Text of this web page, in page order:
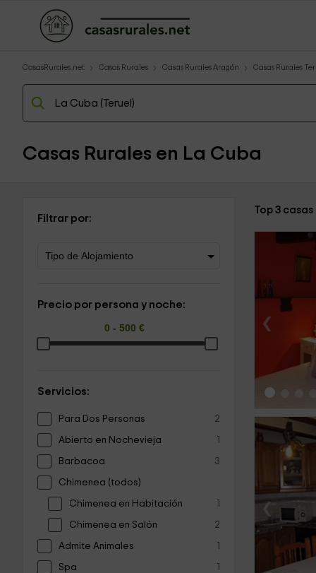
CasasRurales.net Casas Rurales Casas Rurales Aragón Casas Rurales
Casas Rurales en La Cuba
Filtrar por:
Precio por persona y noche:
Servicios:
Para Dos Personas 2
Abierto en Nochevieja 1
Barbacoa 3
Chimenea (todos)
Chimenea en Habitación 1
Chimenea en Salón 2
Admite Animales 1
Spa 1
Top 3
‹
‹